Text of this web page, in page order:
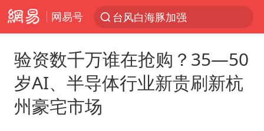
网易号
台风白海豚加强
我国货物贸易进出口超30万亿元
官方通报教师招聘笔试前13名被淘汰
验资数千万谁在抢购？35—50
岁AI、半导体行业新贵刷新杭
州豪宅市场